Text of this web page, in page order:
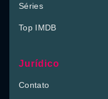
Séries
Top IMDB
Jurídico
Contato